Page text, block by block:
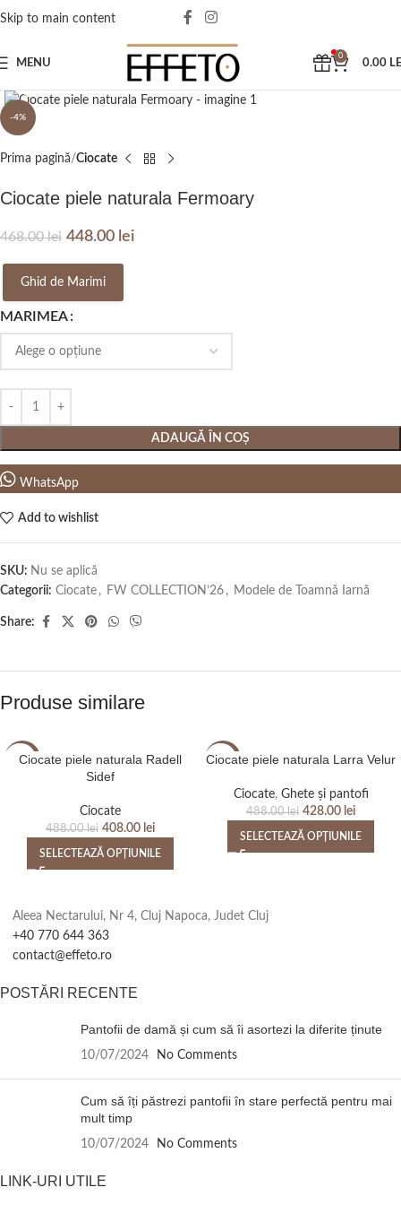
Skip to main content
MENU
0
0.00
-4%
Click to enlarge
Prima pagină Ciocate
Ciocate piele naturala Fermoary
468.00lei 448.00 lei
Ghid de Marimi
MARIMEA
ADAUGĂ ÎN COȘ
WhatsApp
Add to wishlist
SKU: Nu se aplică
Categorii: Ciocate , FW COLLECTION’26 , Modele de Toamnă Iarnă
Share:
Produse similare
-16%
Ciocate piele naturala Radell
Sidef
Ciocate
488.00lei 408.00 lei
SELECTEAZĂ OPȚIUNILE
-12%
Ciocate piele naturala Larra Velur
Ciocate, Ghete și pantofi
488.00lei 428.00 lei
SELECTEAZĂ OPȚIUNILE
Aleea Nectarului, Nr 4, Cluj Napoca, Judet Cluj
+40 770 644 363
contact@effeto.ro
POSTĂRI RECENTE
Pantofii de damă și cum să îi asortezi la diferite ținute
10/07/2024 No Comments
Cum să îți păstrezi pantofii în stare perfectă pentru mai
mult timp
10/07/2024 No Comments
LINK-URI UTILE